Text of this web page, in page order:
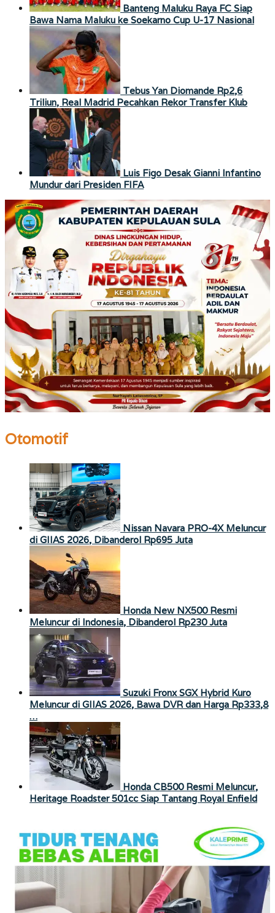
Banteng Maluku Raya FC Siap
Bawa Nama Maluku ke Soekarno Cup U-17 Nasional
Tebus Yan Diomande Rp2,6
Triliun, Real Madrid Pecahkan Rekor Transfer Klub
Luis Figo Desak Gianni Infantino
Mundur dari Presiden FIFA
Otomotif
Nissan Navara PRO-4X Meluncur
di GIIAS 2026, Dibanderol Rp695 Juta
Honda New NX500 Resmi
Meluncur di Indonesia, Dibanderol Rp230 Juta
Suzuki Fronx SGX Hybrid Kuro
Meluncur di GIIAS 2026, Bawa DVR dan Harga Rp333,8
…
Honda CB500 Resmi Meluncur,
Heritage Roadster 501cc Siap Tantang Royal Enfield